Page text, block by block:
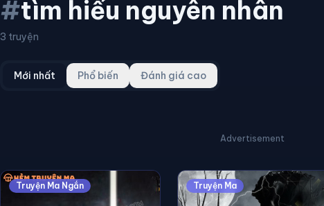
#tìm hiểu nguyên nhân
3 truyện
Mới nhất Phổ biến Đánh giá cao
Advertisement
Truyện Ma Ngắn Truyện Ma